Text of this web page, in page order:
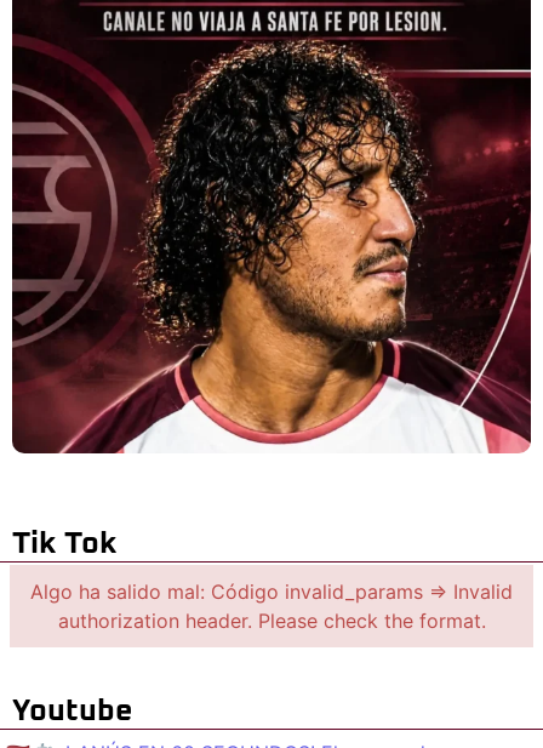
Tik Tok
Algo ha salido mal: Código invalid_params => Invalid
authorization header. Please check the format.
Youtube